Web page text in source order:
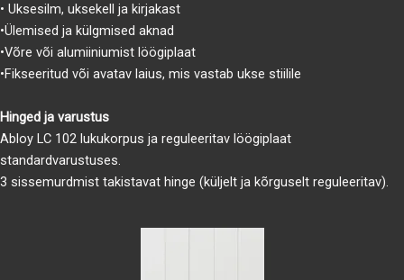
• Uksesilm, uksekell ja kirjakast
•Ülemised ja külgmised aknad
•Võre või alumiiniumist löögiplaat
•Fikseeritud või avatav laius, mis vastab ukse stiilile
Hinged ja varustus
Abloy LC 102 lukukorpus ja reguleeritav löögiplaat
standardvarustuses.
3 sissemurdmist takistavat hinge (küljelt ja kõrguselt reguleeritav).